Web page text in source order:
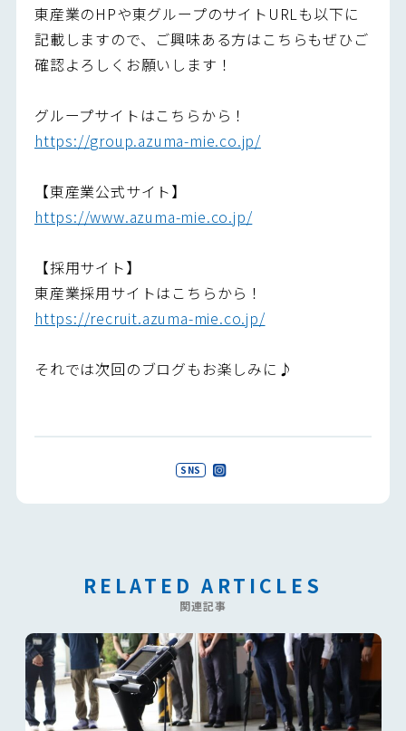
東産業のHPや東グループのサイトURLも以下に
記載しますので、ご興味ある方はこちらもぜひご
確認よろしくお願いします！
グループサイトはこちらから！
https://group.azuma-mie.co.jp/
【東産業公式サイト】
https://www.azuma-mie.co.jp/
【採用サイト】
東産業採用サイトはこちらから！
https://recruit.azuma-mie.co.jp/
それでは次回のブログもお楽しみに♪
SNS
RELATED ARTICLES
関連記事